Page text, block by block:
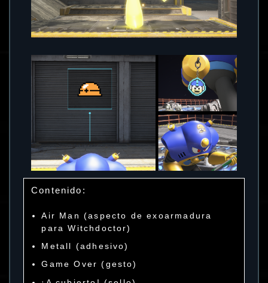
Contenido:
Air Man (aspecto de exoarmadura
para Witchdoctor)
Metall (adhesivo)
Game Over (gesto)